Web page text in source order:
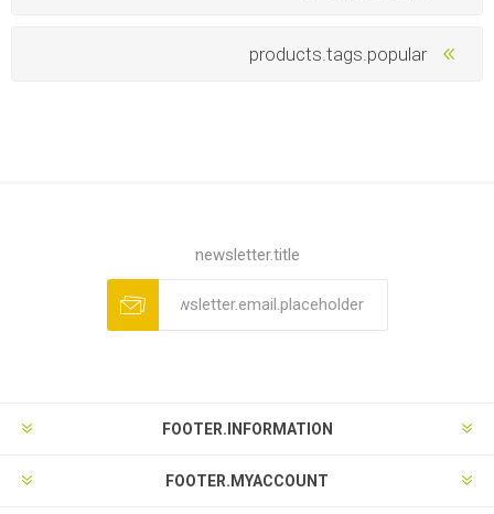
products.tags.popular
newsletter.title
FOOTER.INFORMATION
FOOTER.MYACCOUNT